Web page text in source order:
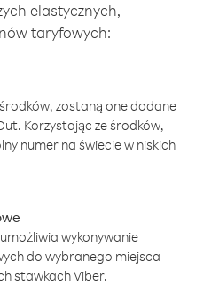
elastycznych,
taryfowych:
zostaną one dodane
Korzystając ze środków,
numer na świecie w niskich
wykonywanie
do wybranego miejsca
stawkach Viber.